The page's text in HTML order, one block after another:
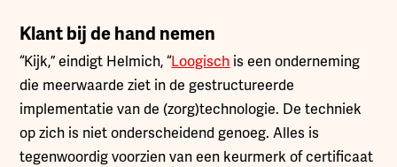
Klant bij de hand nemen
“Kijk,” eindigt Helmich, “Loogisch is een onderneming
die meerwaarde ziet in de gestructureerde
implementatie van de (zorg)technologie. De techniek
op zich is niet onderscheidend genoeg. Alles is
tegenwoordig voorzien van een keurmerk of certificaat